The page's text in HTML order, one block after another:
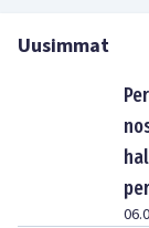
Uusimmat